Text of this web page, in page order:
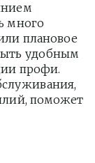
много
плановое
удобным
профи.
поможет